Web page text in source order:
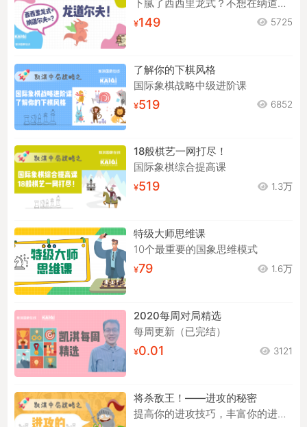
下腻了西西里龙式？不想在纳道尔夫中苦苦背谱？来试试龙道尔夫！
149 5725
了解你的下棋风格
国际象棋战略中级进阶课
519 6852
18般棋艺一网打尽！
国际象棋综合提高课
519 1.3万
特级大师思维课
10个最重要的国象思维模式
79 1.6万
2020每周对局精选
每周更新（已完结）
0.01 3121
将杀敌王！——进攻的秘密
提高你的进攻技巧，丰富你的进攻手段！